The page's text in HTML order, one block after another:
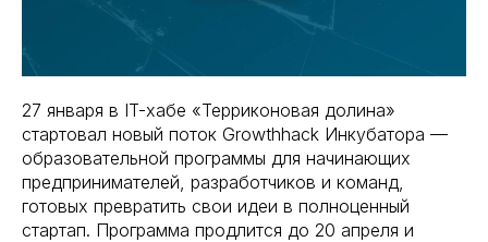
27 января в IT-хабе «Терриконовая долина»
стартовал новый поток Growthhack Инкубатора —
образовательной программы для начинающих
предпринимателей, разработчиков и команд,
готовых превратить свои идеи в полноценный
стартап. Программа продлится до 20 апреля и